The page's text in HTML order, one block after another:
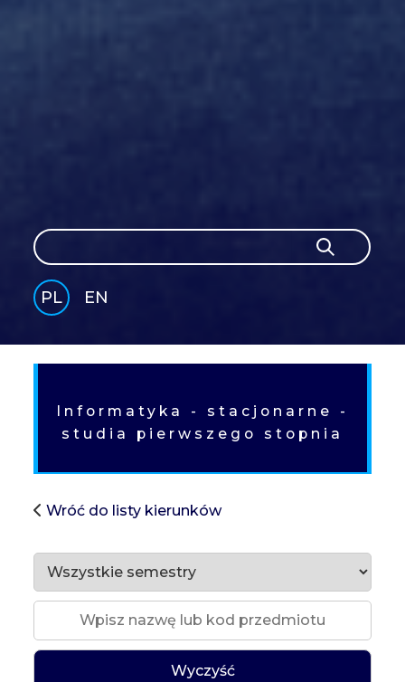
Szukaj
Szukaj
PL
EN
SH
Informatyka - stacjonarne -
studia pierwszego stopnia
Wróć do listy kierunków
Wyczyść